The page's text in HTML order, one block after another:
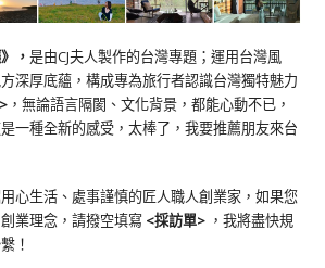
， 是由CJ夫人製作的台灣專題；運用台灣風
深厚底蘊，構成專為旅行者認識台灣獨特魅力
，無論語言隔閡、文化背景，都能心動不已，
一種全新的感受，太棒了，我要推薦朋友來台
心生活、處事謹慎的匠人職人創業家，如果您
業理念，請撥空填寫 <採訪單> ，我將盡快規
！